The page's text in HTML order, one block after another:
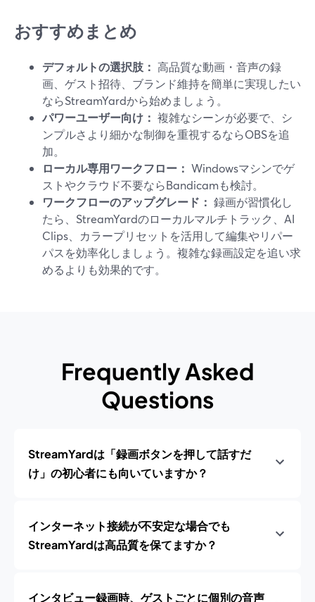
おすすめまとめ
デフォルトの選択肢： 高品質な動画・音声の録
画、ゲスト招待、ブランド維持を簡単に実現したい
ならStreamYardから始めましょう。
パワーユーザー向け： 複雑なシーンが必要で、シ
ンプルさより細かな制御を重視するならOBSを追
加。
ローカル専用ワークフロー： Windowsマシンでゲ
ストやクラウド不要ならBandicamも検討。
ワークフローのアップグレード： 録画が習慣化し
たら、StreamYardのローカルマルチトラック、AI
Clips、カラープリセットを活用して編集やリパー
パスを効率化しましょう。複雑な録画設定を追い求
めるよりも効果的です。
Frequently Asked
Questions
StreamYardは「録画ボタンを押して話すだ
け」の初心者にも向いていますか？
インターネット接続が不安定な場合でも
StreamYardは高品質を保てますか？
インタビュー録画時、ゲストごとに個別の音声